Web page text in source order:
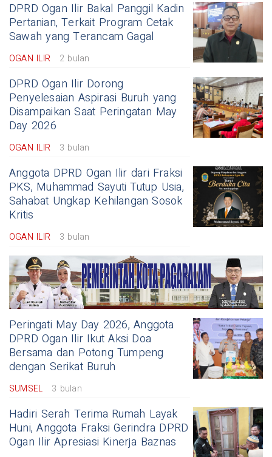
DPRD Ogan Ilir Bakal Panggil Kadin
Pertanian, Terkait Program Cetak
Sawah yang Terancam Gagal
OGAN ILIR 2 bulan
DPRD Ogan Ilir Dorong
Penyelesaian Aspirasi Buruh yang
Disampaikan Saat Peringatan May
Day 2026
OGAN ILIR 3 bulan
Anggota DPRD Ogan Ilir dari Fraksi
PKS, Muhammad Sayuti Tutup Usia,
Sahabat Ungkap Kehilangan Sosok
Kritis
OGAN ILIR 3 bulan
Peringati May Day 2026, Anggota
DPRD Ogan Ilir Ikut Aksi Doa
Bersama dan Potong Tumpeng
dengan Serikat Buruh
SUMSEL 3 bulan
Hadiri Serah Terima Rumah Layak
Huni, Anggota Fraksi Gerindra DPRD
Ogan Ilir Apresiasi Kinerja Baznas